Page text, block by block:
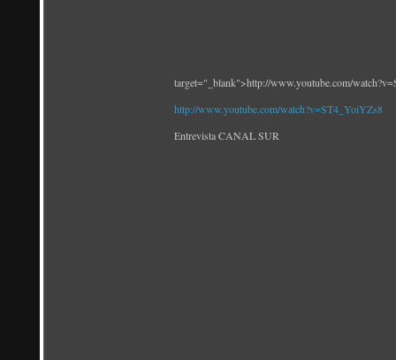
target="_blank">http://www.youtube.com/
http://www.youtube.com/watch?v=ST4_YoiYZs8
Entrevista CANAL SUR